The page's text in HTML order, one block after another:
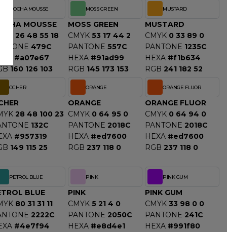
MOCHA MOUSSE
MOUSSE
26 48 55 18
479C
#a07e67
160 126 103
MOSS GREEN
MOSS GREEN
CMYK 53 17 44 2
PANTONE 557C
HEXA #91ad99
RGB 145 173 153
MUSTARD
MUSTARD
CMYK 0 33 89 0
PANTONE 1235C
HEXA #f1b634
RGB 241 182 52
OCHER
28 48 100 23
132C
#957319
149 115 25
ORANGE
ORANGE
CMYK 0 64 95 0
PANTONE 2018C
HEXA #ed7600
RGB 237 118 0
ORANGE FLUOR
ORANGE FLUOR
CMYK 0 64 94 0
PANTONE 2018C
HEXA #ed7600
RGB 237 118 0
PETROL BLUE
BLUE
80 31 31 11
2222C
#4e7f94
PINK
PINK
CMYK 5 21 4 0
PANTONE 2050C
HEXA #e8d4e1
PINK GUM
PINK GUM
CMYK 33 98 0 0
PANTONE 241C
HEXA #991f80